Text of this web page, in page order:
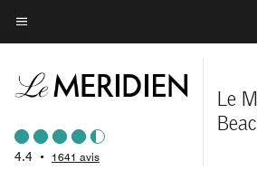
Skip
to
content
Texte du menu
4.4 • 1641 avis
Le